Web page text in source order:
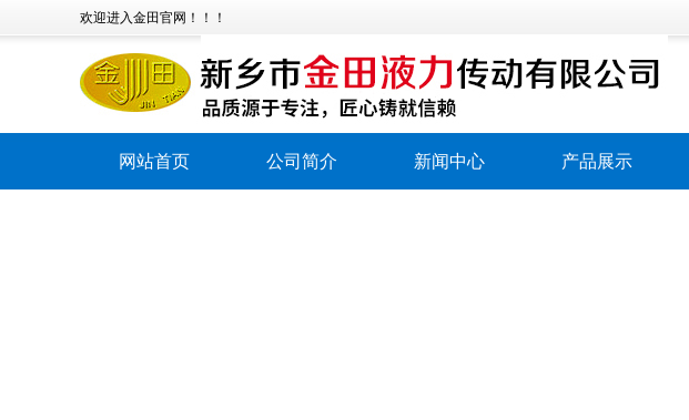
欢迎进入金田官网！！！
网站首页 公司简介 新闻中心 产品展示